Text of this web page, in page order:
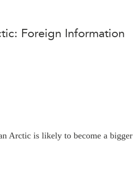
Foreign Information
Arctic is likely to become a bigger